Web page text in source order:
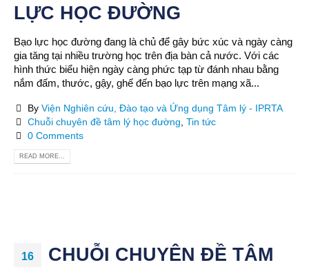
LỰC HỌC ĐƯỜNG
Bạo lực học đường đang là chủ để gây bức xúc và ngày càng
gia tăng tại nhiều trường học trên địa bàn cả nước. Với các
hình thức biểu hiện ngày càng phức tạp từ đánh nhau bằng
nắm đấm, thước, gậy, ghế đến bạo lực trên mạng xã...
By Viện Nghiên cứu, Đào tạo và Ứng dụng Tâm lý - IPRTA
Chuỗi chuyên đề tâm lý học đường, Tin tức
0 Comments
READ MORE...
16
CHUỖI CHUYÊN ĐỀ TÂM